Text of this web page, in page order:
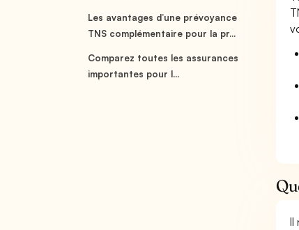
Les avantages d’une prévoyance
TNS complémentaire pour la pr...
Comparez toutes les assurances
importantes pour l...
Il